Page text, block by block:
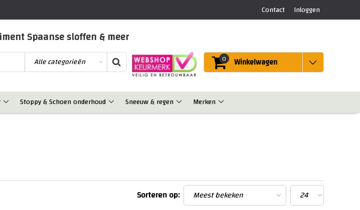
Contact Inloggen
0 Winkelwagen
Stoppy & Schoen onderhoud Sneeuw & regen Merken
Spaanse sloffen & meer
Sorteren op: